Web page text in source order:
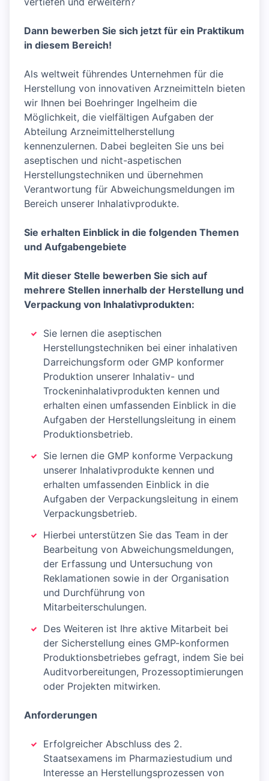
Dann bewerben Sie sich jetzt für ein Praktikum
in diesem Bereich!
Als weltweit führendes Unternehmen für die
Herstellung von innovativen Arzneimitteln bieten
wir Ihnen bei Boehringer Ingelheim die
Möglichkeit, die vielfältigen Aufgaben der
Abteilung Arzneimittelherstellung
kennenzulernen. Dabei begleiten Sie uns bei
aseptischen und nicht-aspetischen
Herstellungstechniken und übernehmen
Verantwortung für Abweichungsmeldungen im
Bereich unserer Inhalativprodukte.
Sie erhalten Einblick in die folgenden Themen
und Aufgabengebiete
Mit dieser Stelle bewerben Sie sich auf
mehrere Stellen innerhalb der Herstellung und
Verpackung von Inhalativprodukten:
Sie lernen die aseptischen
Herstellungstechniken bei einer inhalativen
Darreichungsform oder GMP konformer
Produktion unserer Inhalativ- und
Trockeninhalativprodukten kennen und
erhalten einen umfassenden Einblick in die
Aufgaben der Herstellungsleitung in einem
Produktionsbetrieb.
Sie lernen die GMP konforme Verpackung
unserer Inhalativprodukte kennen und
erhalten umfassenden Einblick in die
Aufgaben der Verpackungsleitung in einem
Verpackungsbetrieb.
Hierbei unterstützen Sie das Team in der
Bearbeitung von Abweichungsmeldungen,
der Erfassung und Untersuchung von
Reklamationen sowie in der Organisation
und Durchführung von
Mitarbeiterschulungen.
Des Weiteren ist Ihre aktive Mitarbeit bei
der Sicherstellung eines GMP-konformen
Produktionsbetriebes gefragt, indem Sie bei
Auditvorbereitungen, Prozessoptimierungen
oder Projekten mitwirken.
Anforderungen
Erfolgreicher Abschluss des 2.
Staatsexamens im Pharmaziestudium und
Interesse an Herstellungsprozessen von